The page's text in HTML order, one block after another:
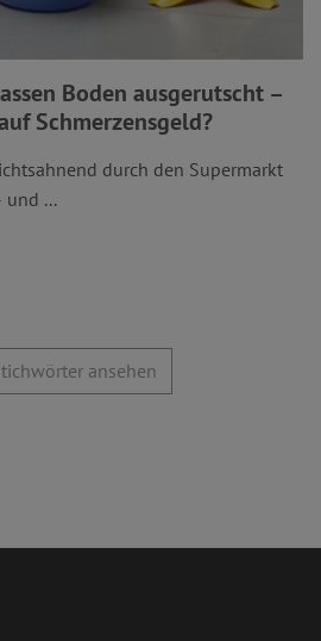
Boden ausgerutscht –
Schmerzensgeld?
durch den Supermarkt
und ...
ansehen